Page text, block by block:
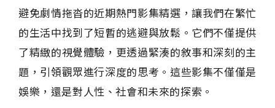
避免劇情拖沓的近期熱門影集精選，讓我們在繁忙
的生活中找到了短暫的逃避與放鬆。它們不僅提供
了精緻的視覺體驗，更透過緊湊的敘事和深刻的主
題，引領觀眾進行深度的思考。這些影集不僅僅是
娛樂，還是對人性、社會和未來的探索。